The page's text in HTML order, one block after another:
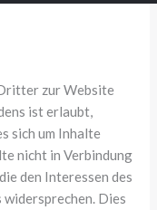
zur Website
ist erlaubt,
sich um Inhalte
nicht in Verbindung
den Interessen des
widersprechen. Dies